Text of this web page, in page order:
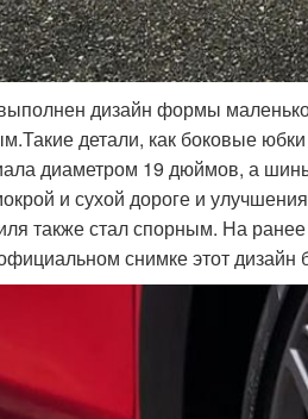
дизайн формы
детали, как боковые
диаметром 19 дюймов, а
и сухой дороге и
также стал спорным. На
снимке этот дизайн